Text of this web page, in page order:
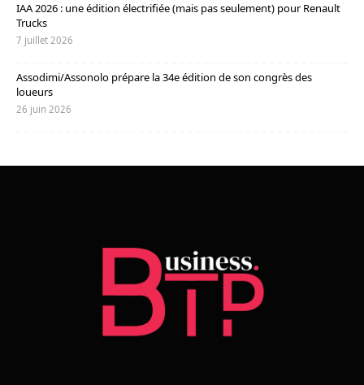
IAA 2026 : une édition électrifiée (mais pas seulement) pour Renault
Trucks
7 juillet 2026
Assodimi/Assonolo prépare la 34e édition de son congrès des
loueurs
26 juin 2026